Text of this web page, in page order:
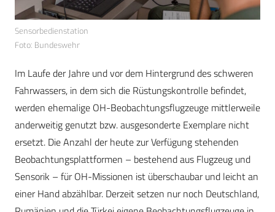
Sensorbedienstation
Foto: Bundeswehr
Im Laufe der Jahre und vor dem Hintergrund des schweren
Fahrwassers, in dem sich die Rüstungskontrolle befindet,
werden ehemalige OH-Beobachtungsflugzeuge mittlerweile
anderweitig genutzt bzw. ausgesonderte Exemplare nicht
ersetzt. Die Anzahl der heute zur Verfügung stehenden
Beobachtungsplattformen – bestehend aus Flugzeug und
Sensorik – für OH-Missionen ist überschaubar und leicht an
einer Hand abzählbar. Derzeit setzen nur noch Deutschland,